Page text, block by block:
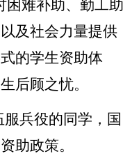
困难补助、勤工助
及社会力量提供
的学生资助体
后顾之忧。
服兵役的同学，国
助政策。